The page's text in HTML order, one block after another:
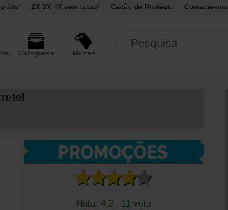
2X 3X 4X sem taxas² Cartão de Privilégio Contacte-nos
Categorias Marcas
Nota: 4.2 - 11 voto